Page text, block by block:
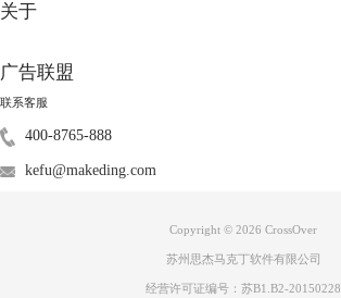
图3：所在路径
关于
广告联盟
联系客服
400-8765-888
kefu@makeding.com
Copyright © 2026 CrossOver
苏州思杰马克丁软件有限公司
经营许可证编号：苏B1.B2-20150228